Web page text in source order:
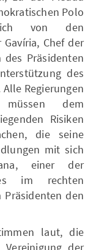
Polo
sich von den
Gavíria, Chef der
des Präsidenten
des
Regierungen
dem
Risiken
die seine
mit sich
einer der
im rechten
den
laut, die